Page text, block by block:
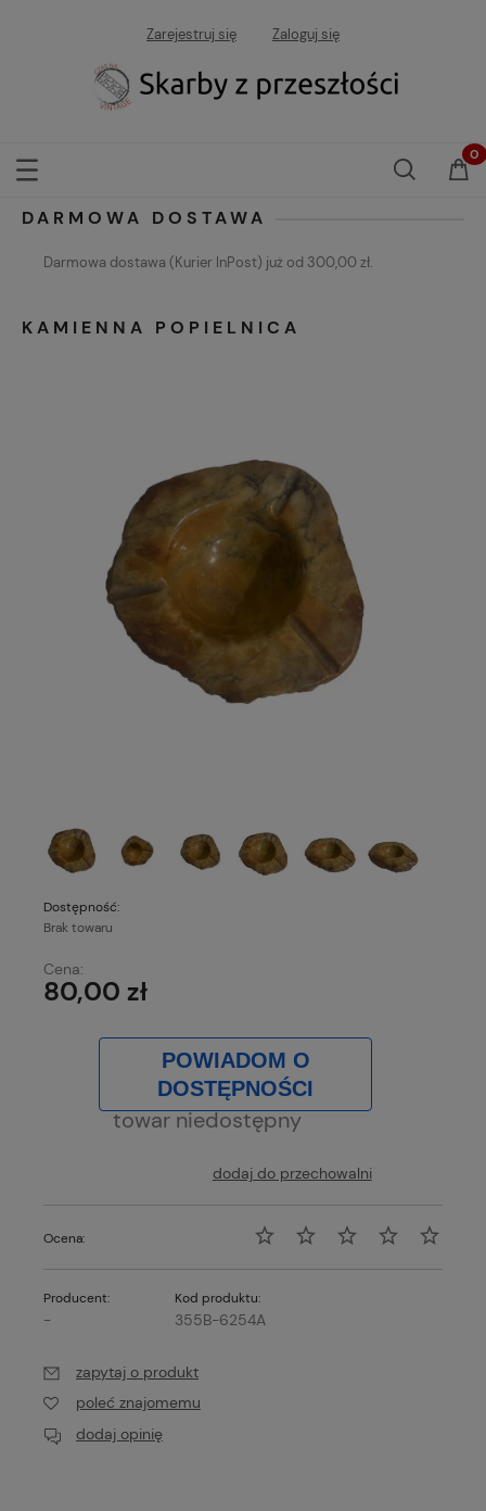
Zarejestruj się Zaloguj się
DARMOWA DOSTAWA
Darmowa dostawa (Kurier InPost) już od 300,00 zł.
KAMIENNA POPIELNICA
Dostępność:
Brak towaru
Cena:
80,00 zł
POWIADOM O
DOSTĘPNOŚCI
towar niedostępny
dodaj do przechowalni
Ocena:
Producent:
-
Kod produktu:
355B-6254A
zapytaj o produkt
poleć znajomemu
dodaj opinię